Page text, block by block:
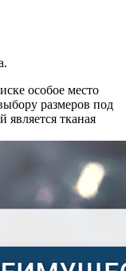
особое место
размеров под
является тканая